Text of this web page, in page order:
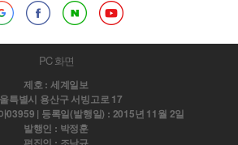
PC 화면
제호 : 세계일보
특별시 용산구 서빙고로 17
03959 | 등록일(발행일) : 2015년 11월 2일
발행인 : 박정훈